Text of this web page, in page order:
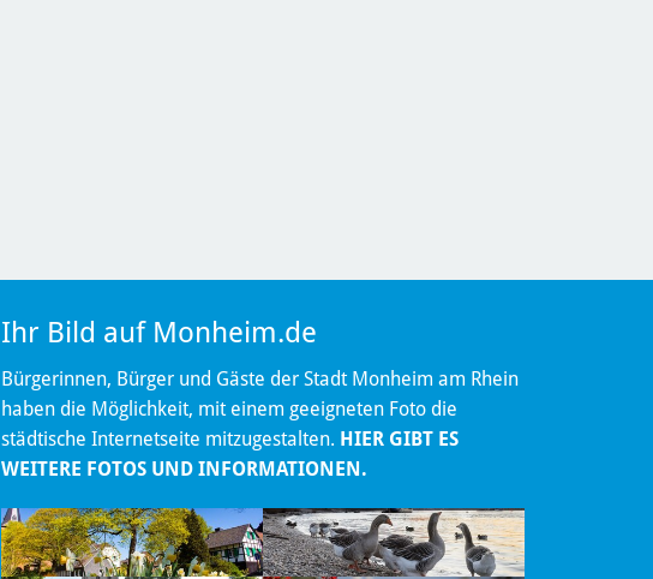
Ihr Bild auf Monheim.de
Bürgerinnen, Bürger und Gäste der Stadt Monheim am Rhein
haben die Möglichkeit, mit einem geeigneten Foto die
städtische Internetseite mitzugestalten. HIER GIBT ES
WEITERE FOTOS UND INFORMATIONEN.